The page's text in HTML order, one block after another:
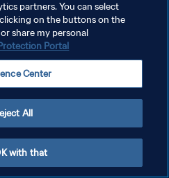
partners. You can select
on the buttons on the
share my personal
Portal
Center
All
with that